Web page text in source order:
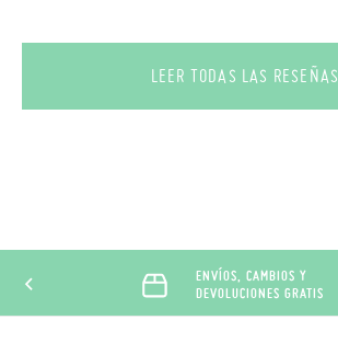
LEER TODAS LAS RESEÑAS
ENVÍOS, CAMBIOS Y
DEVOLUCIONES GRATIS